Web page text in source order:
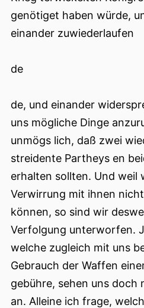
genötiget haben würde,
einander zuwiederlaufen
de
de, und einander
uns mögliche Dinge
unmögs lich, daß zwei
streidente Partheys en
erhalten sollten. Und weil
Verwirrung mit ihnen
können, so sind wir
Verfolgung unterworfen.
welche zugleich mit uns
Gebrauch der Waffen
gebühre, sehen uns doch
an. Alleine ich frage,